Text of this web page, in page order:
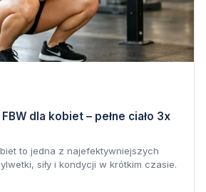
dla kobiet – pełne ciało 3x
to jedna z najefektywniejszych
siły i kondycji w krótkim czasie.